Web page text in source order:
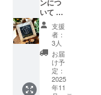
ンにつ
いて 私
たちの
想いに
共感
し、応
援して
くださ
る皆さ
まへ、
支援
者：
3人
お届
け予
定：
2025
年11